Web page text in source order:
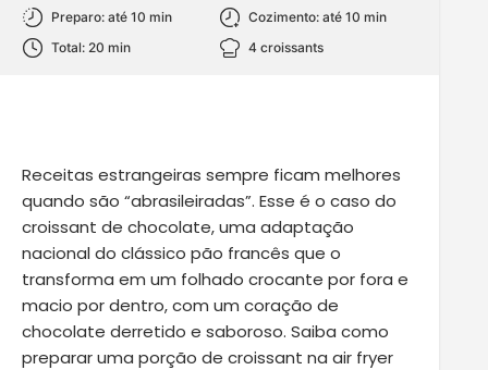
Preparo: até 10 min
Cozimento: até 10 min
Total: 20 min
4 croissants
Receitas estrangeiras sempre ficam melhores
quando são “abrasileiradas”. Esse é o caso do
croissant de chocolate, uma adaptação
nacional do clássico pão francês que o
transforma em um folhado crocante por fora e
macio por dentro, com um coração de
chocolate derretido e saboroso. Saiba como
preparar uma porção de croissant na air fryer